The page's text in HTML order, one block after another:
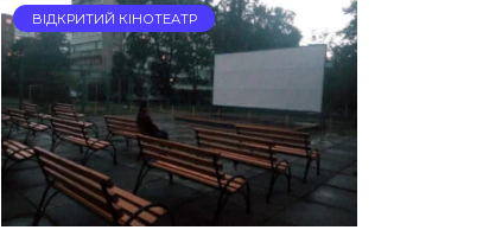
ВІДКРИТИЙ КІНОТЕАТР